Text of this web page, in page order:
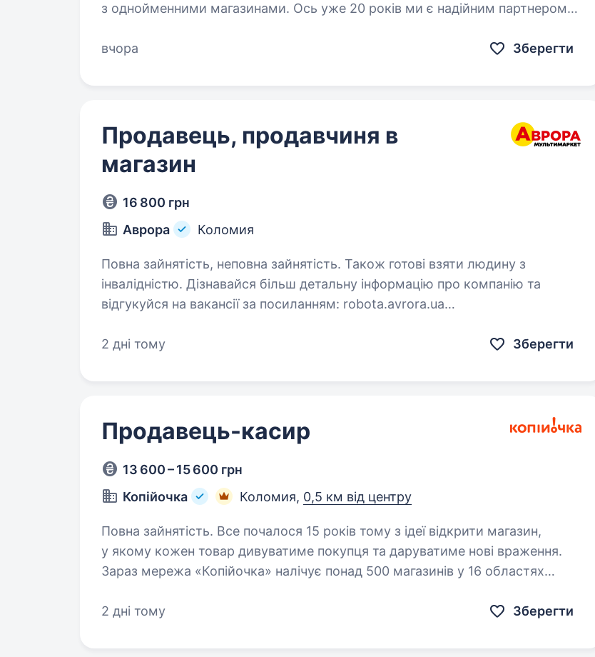
з однойменними магазинами. Ось уже 20 років ми є надійним партнером
вчора
Зберегти
Продавець, продавчиня в
магазин
16 800 грн
Аврора
Коломия
Повна зайнятість, неповна зайнятість. Також готові взяти людину з
інвалідністю. Дізнавайся більш детальну інформацію про компанію та
відгукуйся на вакансії за посиланням: robota.avrora.ua
чиню) Нам буде класно працювати…
2 дні тому Зберегти
Продавець-касир
13 600 – 15 600 грн
Копійочка
Коломия, 0,5 км від центру
Повна зайнятість. Все почалося 15 років тому з ідеї відкрити магазин,
у якому кожен товар дивуватиме покупця та даруватиме нові враження.
Зараз мережа «Копійочка» налічує понад 500 магазинів у 16 областях
2 дні тому
Зберегти